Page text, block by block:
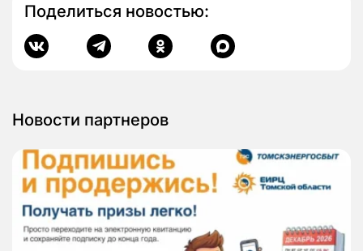
Поделиться новостью:
Новости партнеров